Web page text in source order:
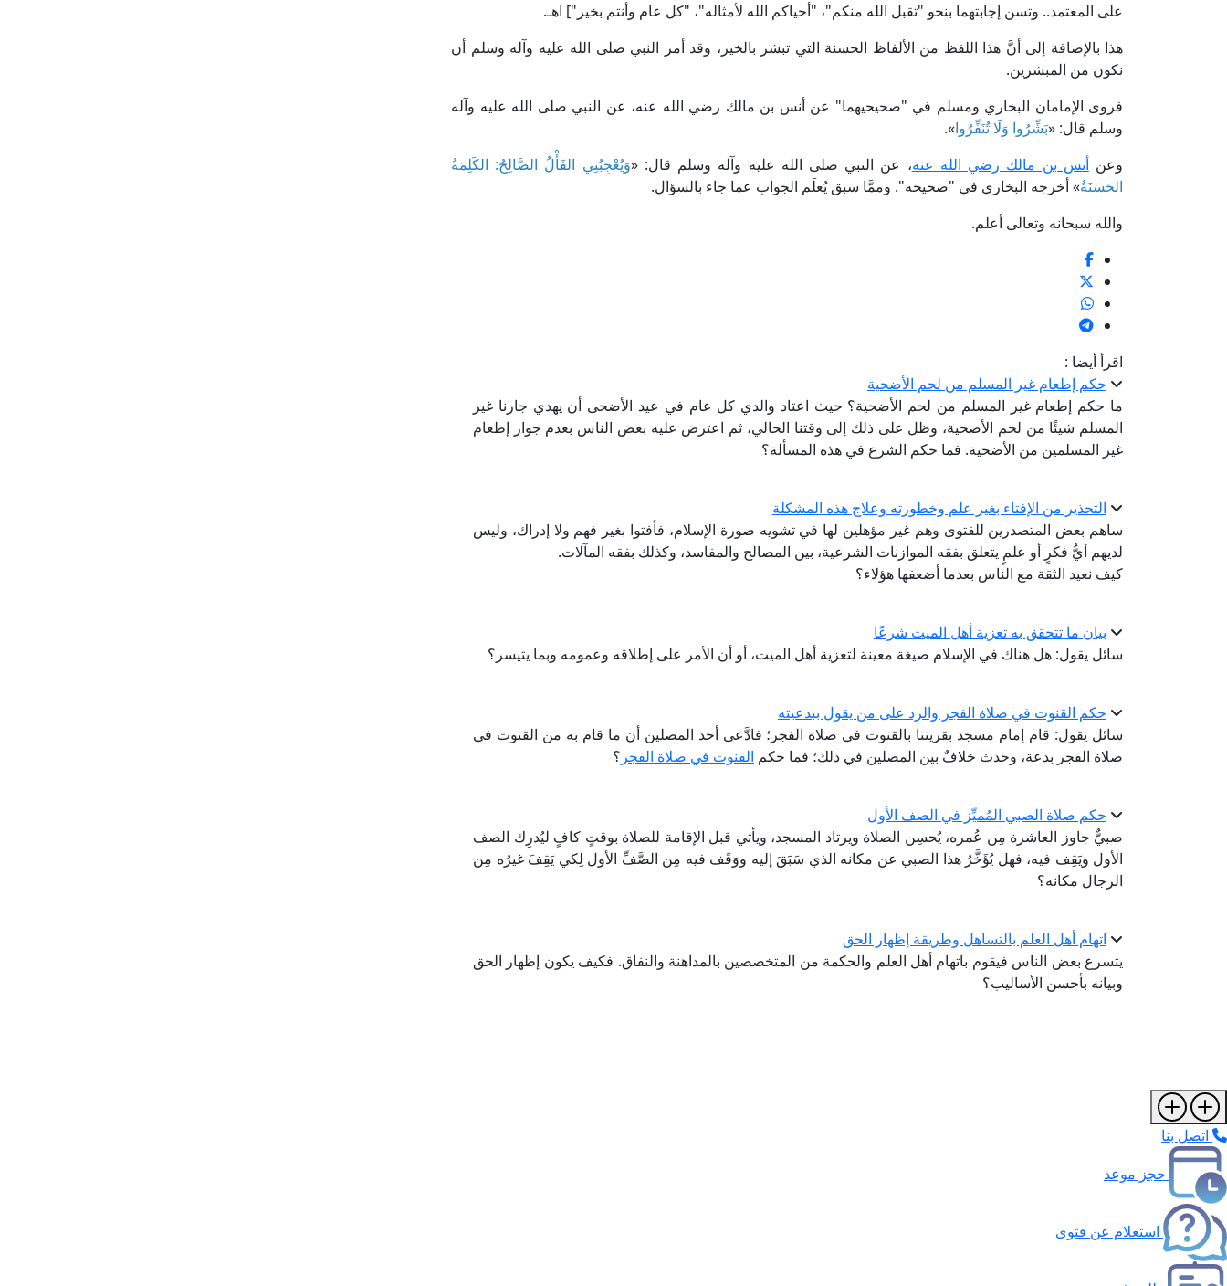
على المعتمد.. وتسن إجابتهما بنحو "تقبل الله منكم"، "أحياكم الله لأمثاله"، "كل عام وأنتم بخير"] اهـ.
هذا بالإضافة إلى أنَّ هذا اللفظ من الألفاظ الحسنة التي تبشر بالخير، وقد أمر النبي صلى الله عليه وآله وسلم أن
نكون من المبشرين.
فروى الإمامان البخاري ومسلم في "صحيحيهما" عن أنس بن مالك رضي الله عنه، عن النبي صلى الله عليه وآله
وسلم قال: «بَشِّرُوا وَلَا تُنَفِّرُوا».
وعنأنس بن مالك رضي الله عنه، عن النبي صلى الله عليه وآله وسلم قال: «وَيُعْجِبُنِي الفَأْلُ الصَّالِحُ: الكَلِمَةُ
الحَسَنَةُ» أخرجه البخاري في "صحيحه". وممَّا سبق يُعلَم الجواب عما جاء بالسؤال.
والله سبحانه وتعالى أعلم.
اقرأ أيضا :
حكم إطعام غير المسلم من لحم الأضحية
ما حكم إطعام غير المسلم من لحم الأضحية؟ حيث اعتاد والدي كل عام في عيد الأضحى أن يهدي جارنا غير
المسلم شيئًا من لحم الأضحية، وظل على ذلك إلى وقتنا الحالي، ثم اعترض عليه بعض الناس بعدم جواز إطعام
غير المسلمين من الأضحية. فما حكم الشرع في هذه المسألة؟
التحذير من الإفتاء بغير علم وخطورته وعلاج هذه المشكلة
ساهم بعض المتصدرين للفتوى وهم غير مؤهلين لها في تشويه صورة الإسلام، فأفتوا بغير فهم ولا إدراك، وليس
لديهم أيُّ فكرٍ أو علمٍ يتعلق بفقه الموازنات الشرعية، بين المصالح والمفاسد، وكذلك بفقه المآلات.
كيف نعيد الثقة مع الناس بعدما أضعفها هؤلاء؟
بيان ما تتحقق به تعزية أهل الميت شرعًا
سائل يقول: هل هناك في الإسلام صيغة معينة لتعزية أهل الميت، أو أن الأمر على إطلاقه وعمومه وبما يتيسر؟
حكم القنوت في صلاة الفجر والرد على من يقول ببدعيته
سائل يقول: قام إمام مسجد بقريتنا بالقنوت في صلاة الفجر؛ فادَّعى أحد المصلين أن ما قام به من القنوت في
صلاة الفجر بدعة، وحدث خلافٌ بين المصلين في ذلك؛ فما حكم القنوت في صلاة الفجر ؟
حكم صلاة الصبي المُميِّز في الصف الأول
صبيٌّ جاوز العاشرة مِن عُمره، يُحسِن الصلاة ويرتاد المسجد، ويأتي قبل الإقامة للصلاة بوقتٍ كافٍ ليُدرِك الصف
الأول ويَقِف فيه، فهل يُؤَخَّرُ هذا الصبي عن مكانه الذي سَبَقَ إليه ووَقَف فيه مِن الصَّفِّ الأول لِكي يَقِفَ غيرُه مِن
الرجال مكانه؟
اتهام أهل العلم بالتساهل وطريقة إظهار الحق
يتسرع بعض الناس فيقوم باتهام أهل العلم والحكمة من المتخصصين بالمداهنة والنفاق. فكيف يكون إظهار الحق
وبيانه بأحسن الأساليب؟
اتصل بنا
حجز موعد
استعلام عن فتوى